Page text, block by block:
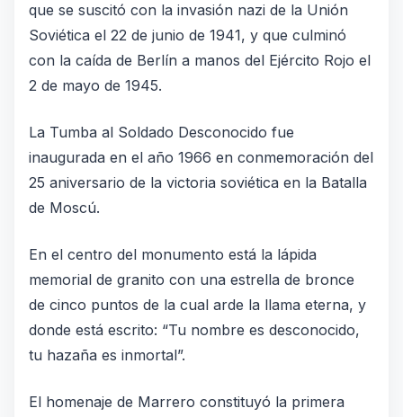
que se suscitó con la invasión nazi de la Unión
Soviética el 22 de junio de 1941, y que culminó
con la caída de Berlín a manos del Ejército Rojo el
2 de mayo de 1945.
La Tumba al Soldado Desconocido fue
inaugurada en el año 1966 en conmemoración del
25 aniversario de la victoria soviética en la Batalla
de Moscú.
En el centro del monumento está la lápida
memorial de granito con una estrella de bronce
de cinco puntos de la cual arde la llama eterna, y
donde está escrito: “Tu nombre es desconocido,
tu hazaña es inmortal”.
El homenaje de Marrero constituyó la primera